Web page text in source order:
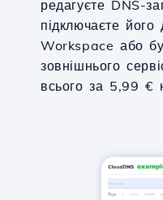
редагуєте DNS-
підключаєте
Workspace або
зовнішнього
всього за 5,99 €